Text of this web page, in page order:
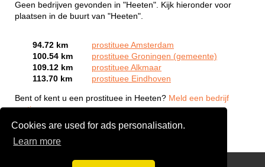
Cookies are used for ads personalisation.
Learn more
Geen bedrijven gevonden in "Heeten". Kijk hieronder voor
plaatsen in de buurt van "Heeten".
94.72 km
prostituee Amsterdam
100.54 km
prostituee Groningen (gemeente)
109.12 km
prostituee Alkmaar
113.70 km
prostituee Eindhoven
Bent of kent u een prostituee in Heeten? Meld een bedrijf
gratis aan